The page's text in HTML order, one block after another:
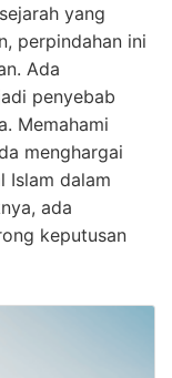
yang
perpindahan ini
Ada
penyebab
Memahami
menghargai
Islam dalam
ada
keputusan